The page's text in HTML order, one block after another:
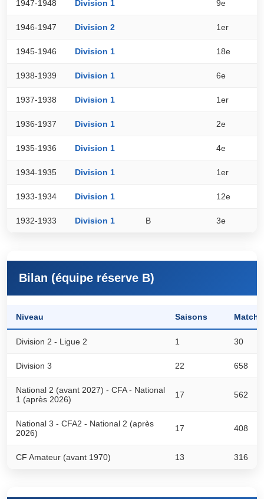
1947-1948 Division 1 9e
1946-1947 Division 2 1er
1945-1946 Division 1 18e
1938-1939 Division 1 6e
1937-1938 Division 1 1er
1936-1937 Division 1 2e
1935-1936 Division 1 4e
1934-1935 Division 1 1er
1933-1934 Division 1 12e
1932-1933 Division 1 B 3e
Bilan (équipe réserve B)
Niveau Saisons Matchs
Division 2 - Ligue 2 1 30
Division 3 22 658
National 2 (avant 2027) - CFA - National
1 (après 2026)
17 562
National 3 - CFA2 - National 2 (après
2026)
17 408
CF Amateur (avant 1970) 13 316